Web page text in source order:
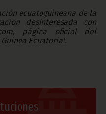
ecuatoguineana de la
desinteresada con
, página oficial del
Ecuatorial.